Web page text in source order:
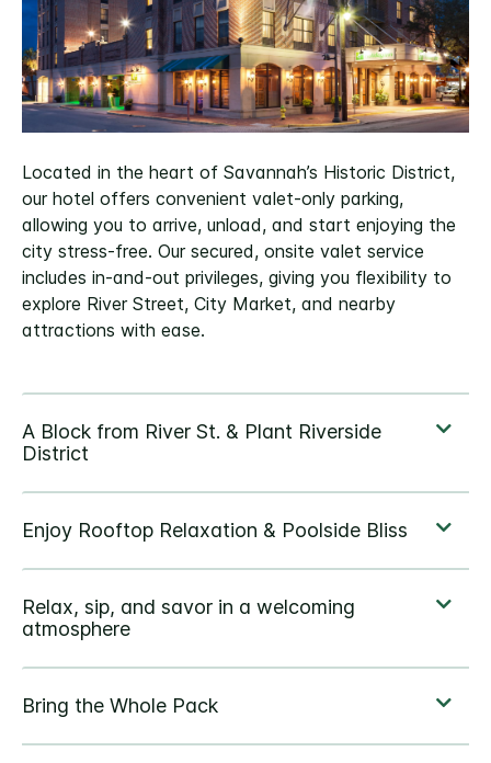
Located in the heart of Savannah’s Historic District,
our hotel offers convenient valet-only parking,
allowing you to arrive, unload, and start enjoying the
city stress-free. Our secured, onsite valet service
includes in-and-out privileges, giving you flexibility to
explore River Street, City Market, and nearby
attractions with ease.